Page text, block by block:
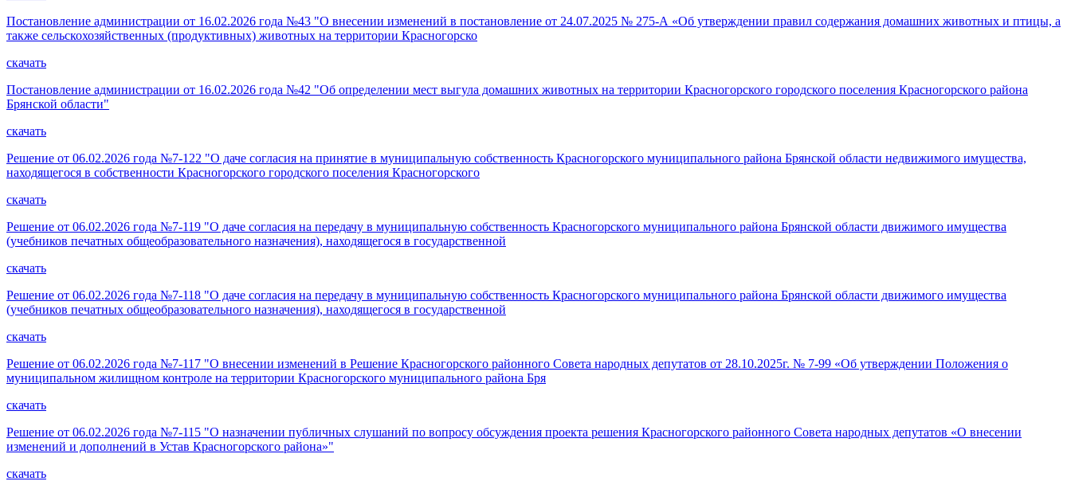
Постановление администрации от 16.02.2026 года №43 "О внесении изменений в постановление от 24.07.2025 № 275-А «Об утверждении правил содержания домашних животных и птицы, а
также сельскохозяйственных (продуктивных) животных на территории Красногорско
скачать
Постановление администрации от 16.02.2026 года №42 "Об определении мест выгула домашних животных на территории Красногорского городского поселения Красногорского района
Брянской области"
скачать
Решение от 06.02.2026 года №7-122 "О даче согласия на принятие в муниципальную собственность Красногорского муниципального района Брянской области недвижимого имущества,
находящегося в собственности Красногорского городского поселения Красногорского
скачать
Решение от 06.02.2026 года №7-119 "О даче согласия на передачу в муниципальную собственность Красногорского муниципального района Брянской области движимого имущества
(учебников печатных общеобразовательного назначения), находящегося в государственной
скачать
Решение от 06.02.2026 года №7-118 "О даче согласия на передачу в муниципальную собственность Красногорского муниципального района Брянской области движимого имущества
(учебников печатных общеобразовательного назначения), находящегося в государственной
скачать
Решение от 06.02.2026 года №7-117 "О внесении изменений в Решение Красногорского районного Совета народных депутатов от 28.10.2025г. № 7-99 «Об утверждении Положения о
муниципальном жилищном контроле на территории Красногорского муниципального района Бря
скачать
Решение от 06.02.2026 года №7-115 "О назначении публичных слушаний по вопросу обсуждения проекта решения Красногорского районного Совета народных депутатов «О внесении
изменений и дополнений в Устав Красногорского района»"
скачать